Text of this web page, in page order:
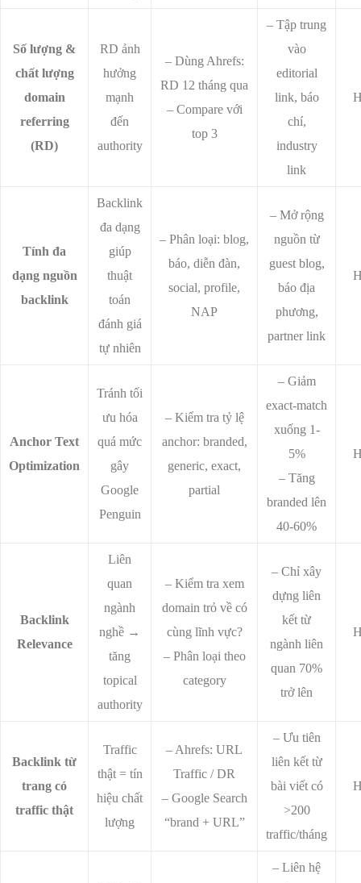
Số lượng &
chất lượng
domain
referring
(RD)
RD ảnh
hưởng
mạnh
đến
authority
– Dùng Ahrefs:
RD 12 tháng qua
– Compare với
top 3
– Tập trung
vào
editorial
link, báo
chí,
industry
link
Tính đa
dạng nguồn
backlink
Backlink
đa dạng
giúp
thuật
toán
đánh giá
tự nhiên
– Phân loại: blog,
báo, diễn đàn,
social, profile,
NAP
– Mở rộng
nguồn từ
guest blog,
báo địa
phương,
partner link
Anchor Text
Optimization
Tránh tối
ưu hóa
quá mức
gây
Google
Penguin
– Kiểm tra tỷ lệ
anchor: branded,
generic, exact,
partial
– Giảm
exact-match
xuống 1-
5%
– Tăng
branded lên
40-60%
Backlink
Relevance
Liên
quan
ngành
nghề →
tăng
topical
authority
– Kiểm tra xem
domain trỏ về có
cùng lĩnh vực?
– Phân loại theo
category
– Chỉ xây
dựng liên
kết từ
ngành liên
quan 70%
trở lên
Backlink từ
trang có
traffic thật
Traffic
thật = tín
hiệu chất
lượng
– Ahrefs: URL
Traffic / DR
– Google Search
“brand + URL”
– Ưu tiên
liên kết từ
bài viết có
>200
traffic/tháng
– Liên hệ